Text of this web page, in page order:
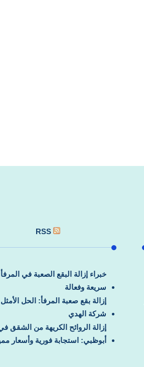
RSS
خبراء إزالة البقع الصعبة في
سريعة وفعالة
إزالة بقع صعبة المرفأ: الحل
شركة الهدي
إزالة الروائح الكريهة من الشقق
أبوظبي: استجابة فورية وأسعار